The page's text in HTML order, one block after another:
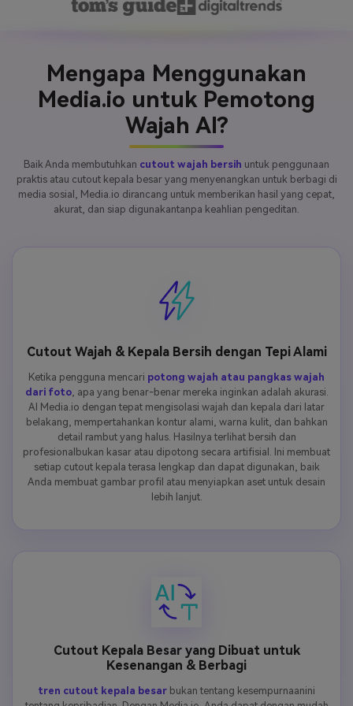
Mengapa Menggunakan
Media.io untuk Pemotong
Wajah AI?
Baik Anda membutuhkan cutout wajah bersih untuk penggunaan
praktis atau cutout kepala besar yang menyenangkan untuk berbagi di
media sosial, Media.io dirancang untuk memberikan hasil yang cepat,
akurat, dan siap digunakantanpa keahlian pengeditan.
Cutout Wajah & Kepala Bersih dengan Tepi Alami
Ketika pengguna mencari potong wajah atau pangkas wajah
dari foto, apa yang benar-benar mereka inginkan adalah akurasi.
AI Media.io dengan tepat mengisolasi wajah dan kepala dari latar
belakang, mempertahankan kontur alami, warna kulit, dan bahkan
detail rambut yang halus. Hasilnya terlihat bersih dan
profesionalbukan kasar atau dipotong secara artifisial. Ini membuat
setiap cutout kepala terasa lengkap dan dapat digunakan, baik
Anda membuat gambar profil atau menyiapkan aset untuk desain
lebih lanjut.
Cutout Kepala Besar yang Dibuat untuk
Kesenangan & Berbagi
tren cutout kepala besar bukan tentang kesempurnaanini